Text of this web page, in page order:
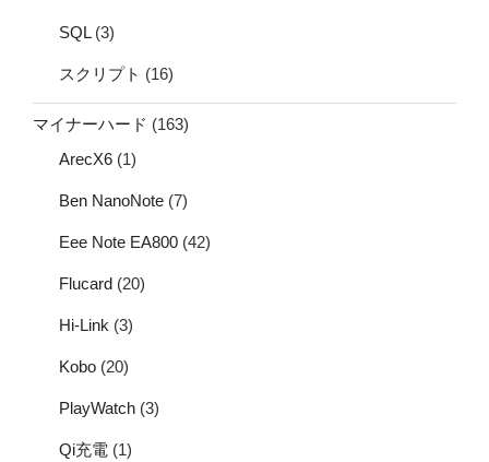
SQL(3)
スクリプト (16)
マイナーハード (163)
ArecX6 (1)
Ben NanoNote (7)
Eee Note EA800 (42)
Flucard (20)
Hi-Link (3)
Kobo (20)
PlayWatch (3)
Qi充電 (1)